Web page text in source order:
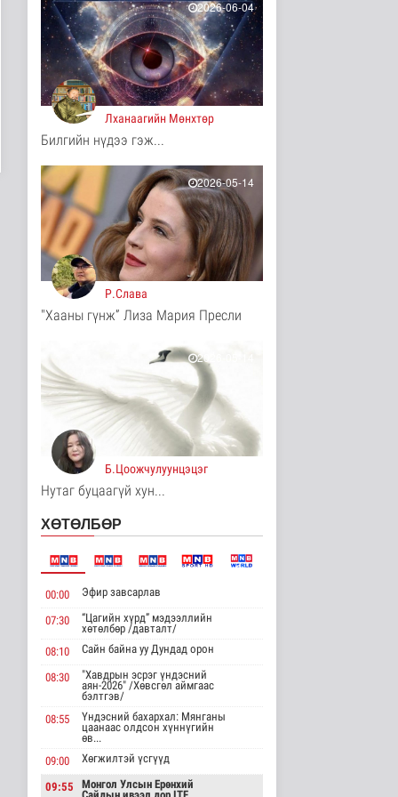
Нийгэм
2 цаг 48 минутын өмнө
АНУ гадаад дахь
дипломат
төлөөлөгчийн таван
газр..
Дэлхийд
2 цаг 54 минутын өмнө
судалгааны баг
Архангай ай..
Эрүүл мэнд
2 цаг 54 минутын өмнө
Хирошимад иргэд
Японы зэвсгийн
экспортын бодлогы..
Дэлхийд
2 цаг 6 минутын өмнө
Трамп Ирантай
тохиролцоонд хүрэх
шинэ гарц эрэлх..
Дэлхийд
2 цаг 14 минутын өмнө
Европ даяар хэт халалт
эрчимжиж байна
Дэлхийд
2 цаг 23 минутын өмнө
Байгаль орчин
3 цаг 40 минутын өмнө
Нийслэлд 107 ШТС-аар
АИ 92 автобензин
түгээж байна
3 цаг 47 минутын өмнө
Олон улсын туршлага
судлах сургалт,
Нийгэм
3 цаг 13 минутын өмнө
2026-06-04
Лханаагийн Мөнхтөр
Билгийн нүдээ гэж...
2026-05-14
Р.Слава
"Хааны гүнж” Лиза Мария Пресли
2026-05-14
Б.Цоожчулуунцэцэг
Нутаг буцаагүй хун...
ХӨТӨЛБӨР
00:00 Эфир завсарлав
07:30
“Цагийн хүрд” мэдээллийн
хөтөлбөр /давталт/
08:10
Сайн байна уу Дундад орон
08:30
"Хавдрын эсрэг үндэсний
аян-2026" /Хөвсгөл аймгаас
бэлтгэв/
08:55
Үндэсний бахархал: Мянганы
цаанаас олдсон хүннүгийн
өв...
09:00
Хөгжилтэй үсгүүд
09:55
Монгол Улсын Ерөнхий